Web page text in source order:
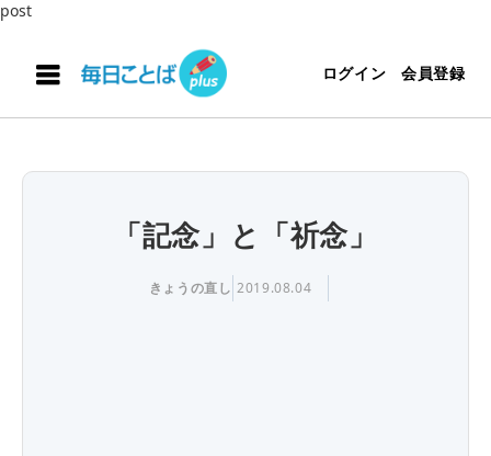
post
ログイン 会員登録
「記念」と「祈念」
きょうの直し 2019.08.04